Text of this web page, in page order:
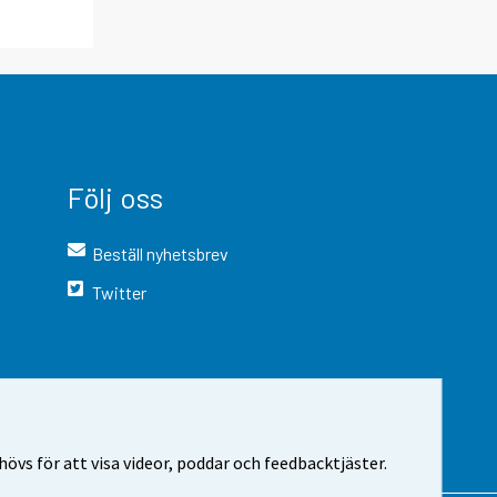
för att visa videor, poddar och feedbacktjäster.
Följ oss
Beställ nyhetsbrev
Twitter